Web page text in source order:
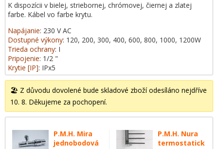
🏖️ Z důvodu dovolené bude skladové zboží odesíláno nejdříve
10. 8. Děkujeme za pochopení.
P.M.H. Mira
jednobodová
P.M.H. Nura
termostatick
K dispozícii v bielej, striebornej, chrómovej, čiernej a zlatej
farbe. Kábel vo farbe krytu.
Napájanie: 230 V AC
Dostupné výkony: 120, 200, 300, 400, 600, 800, 1000, 1200W
Trieda ochrany: I
Pripojenie: 1/2 "
Krytie [IP]: IPx5